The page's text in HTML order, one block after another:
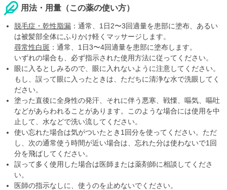
用法・用量（この薬の使い方）
脱毛症・乾性脂漏 ：通常、1日2〜3回適量を患部に塗布、あるい
は被髪部全体にふりかけ軽くマッサージします。
尋常性白斑 ：通常、1日3〜4回適量を患部に塗布します。
いずれの場合も、必ず指示された使用方法に従ってください。
眼に入るとしみるので、眼に入れないように注意してください。
もし、誤って眼に入ったときは、ただちに清浄な水で洗眼してく
ださい。
塗った直後に全身性の発汗、それに伴う悪寒、戦慄、嘔気、嘔吐
などがあらわれることがあります。このような場合には使用を中
止して、水などで洗い流してください。
使い忘れた場合は気がついたとき1回分を使ってください。ただ
し、次の通常使う時間が近い場合は、忘れた分は使わないで1回
分を飛ばしてください。
誤って多く使用した場合は医師または薬剤師に相談してくださ
い。
医師の指示なしに、使うのを止めないでください。